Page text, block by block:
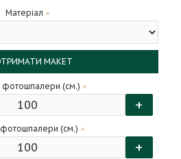
Матеріал
МАКЕТ
(см.)
+
(см.)
+